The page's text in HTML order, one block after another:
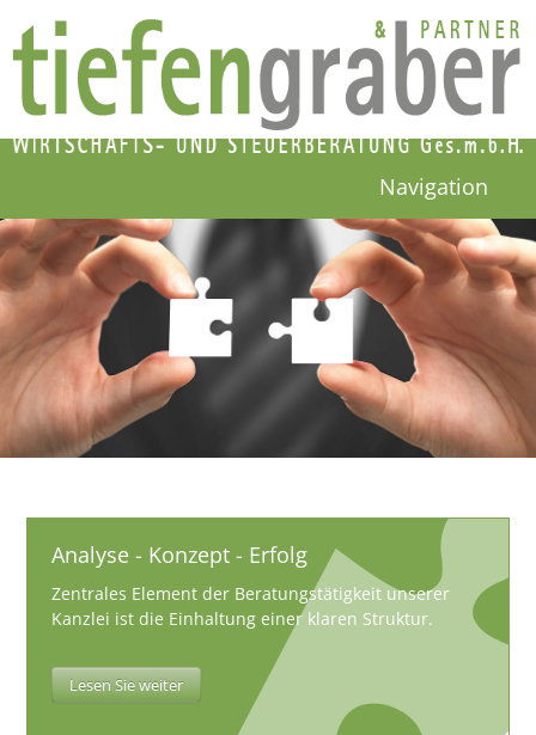
Navigation
Analyse - Konzept - Erfolg
Zentrales Element der Beratungstätigkeit unserer
Kanzlei ist die Einhaltung einer klaren Struktur.
Lesen Sie weiter